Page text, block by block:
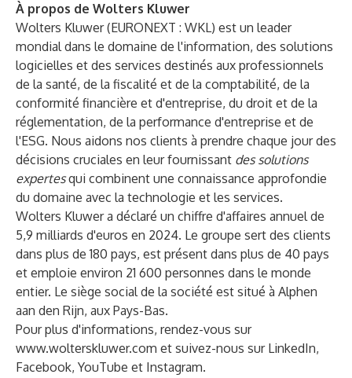
À propos de Wolters Kluwer
Wolters Kluwer (EURONEXT : WKL) est un leader
mondial dans le domaine de l'information, des solutions
logicielles et des services destinés aux professionnels
de la santé, de la fiscalité et de la comptabilité, de la
conformité financière et d'entreprise, du droit et de la
réglementation, de la performance d'entreprise et de
l'ESG. Nous aidons nos clients à prendre chaque jour des
décisions cruciales en leur fournissant des solutions
expertesqui combinent une connaissance approfondie
du domaine avec la technologie et les services.
Wolters Kluwer a déclaré un chiffre d'affaires annuel de
5,9 milliards d'euros en 2024. Le groupe sert des clients
dans plus de 180 pays, est présent dans plus de 40 pays
et emploie environ 21 600 personnes dans le monde
entier. Le siège social de la société est situé à Alphen
aan den Rijn, aux Pays-Bas.
Pour plus d'informations, rendez-vous sur
www.wolterskluwer.com et suivez-nous sur LinkedIn,
Facebook, YouTube et Instagram.